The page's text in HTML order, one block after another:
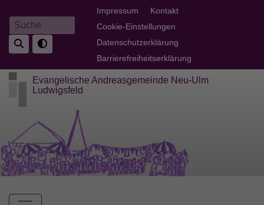
zum
Inhalt
Suche
Fußbereichsmenü
Impressum
Kontakt
Cookie-Einstellungen
Datenschutzerklärung
Barrierefreiheitserklärung
Evangelische Andreasgemeinde Neu-Ulm
Ludwigsfeld